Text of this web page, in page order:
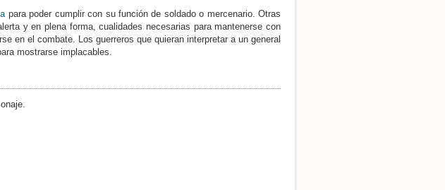
para poder cumplir con su función de soldado o mercenario. Otras
y en plena forma, cualidades necesarias para mantenerse con
en el combate. Los guerreros que quieran interpretar a un general
mostrarse implacables.